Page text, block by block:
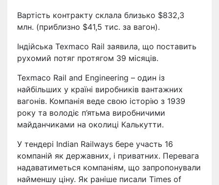
Вартість контракту склала близько $832,3
млн. (приблизно $41,5 тис. за вагон).
Індійська Texmaco Rail заявила, що поставить
рухомий потяг протягом 39 місяців.
Texmaco Rail and Engineering – один із
найбільших у країні виробників вантажних
вагонів. Компанія веде свою історію з 1939
року та володіє п’ятьма виробничими
майданчиками на околиці Калькутти.
У тендері Indian Railways бере участь 16
компаній як державних, і приватних. Перевага
надаватиметься компаніям, що запропонували
найменшу ціну. Як раніше писали Times of